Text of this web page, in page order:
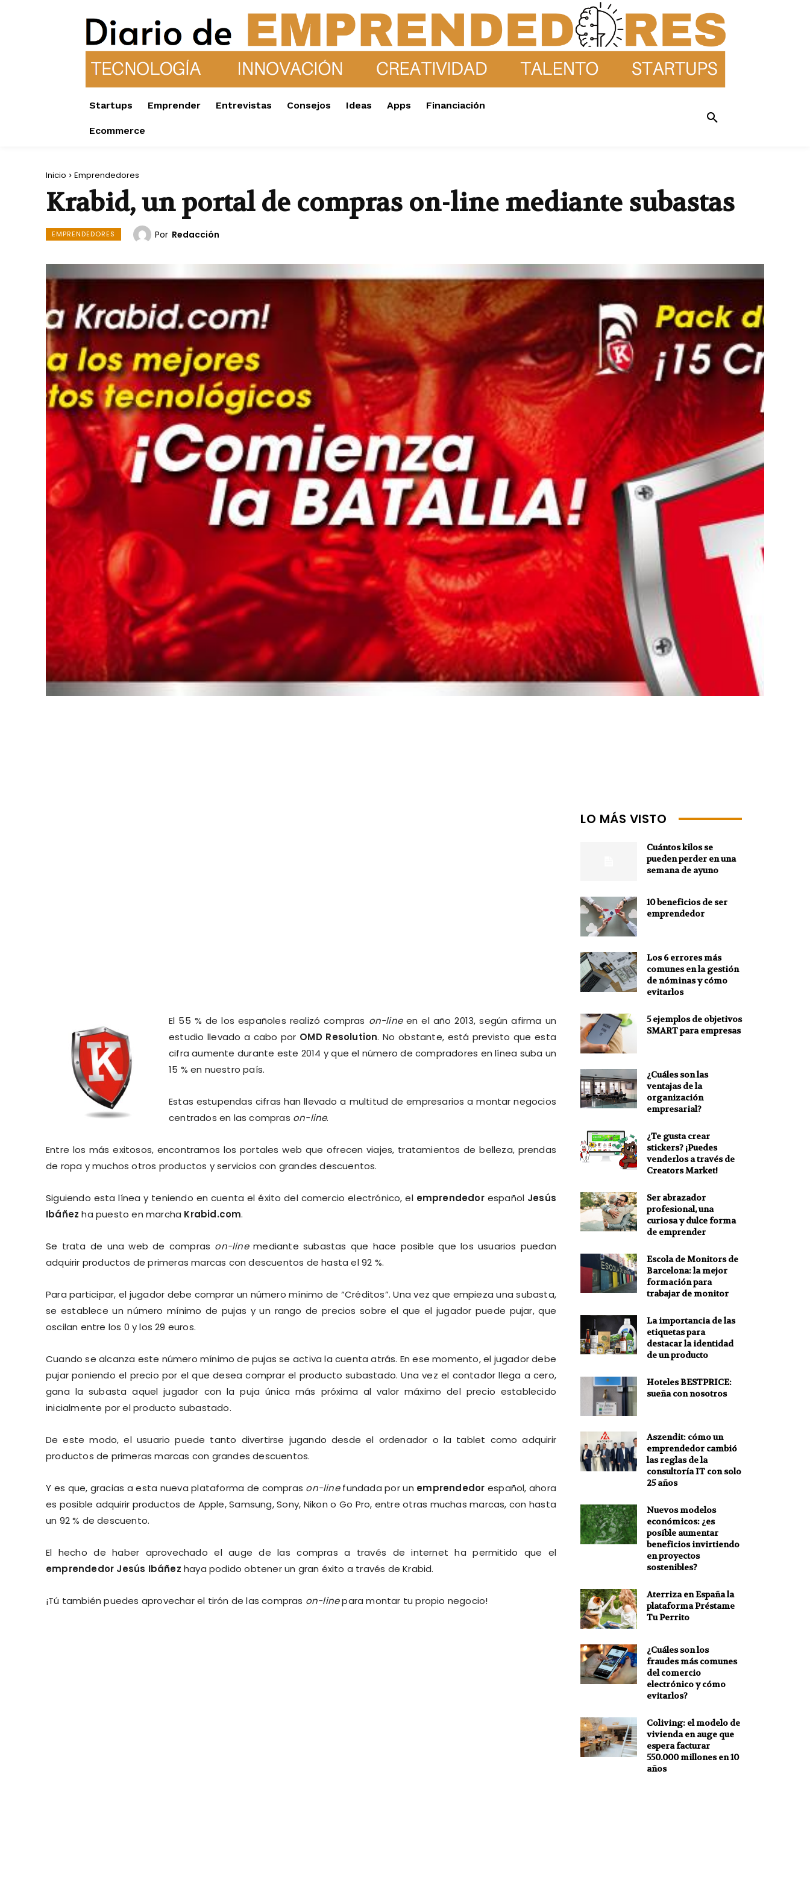
Startups Emprender Entrevistas Consejos Ideas Apps Financiación
Ecommerce
Inicio Emprendedores
Krabid, un portal de compras on-line mediante subastas
EMPRENDEDORES Por Redacción
El 55 % de los españoles realizó compras on-lineen el año 2013, según afirma un
estudio llevado a cabo por OMD Resolution. No obstante, está previsto que esta
cifra aumente durante este 2014 y que el número de compradores en línea suba un
15 % en nuestro país.
Estas estupendas cifras han llevado a multitud de empresarios a montar negocios
centrados en las compras on-line.
Entre los más exitosos, encontramos los portales web que ofrecen viajes, tratamientos de belleza, prendas
de ropa y muchos otros productos y servicios con grandes descuentos.
Siguiendo esta línea y teniendo en cuenta el éxito del comercio electrónico, el emprendedorespañol Jesús
Ibáñez ha puesto en marcha Krabid.com.
Se trata de una web de compras on-linemediante subastas que hace posible que los usuarios puedan
adquirir productos de primeras marcas con descuentos de hasta el 92 %.
Para participar, el jugador debe comprar un número mínimo de “Créditos”. Una vez que empieza una subasta,
se establece un número mínimo de pujas y un rango de precios sobre el que el jugador puede pujar, que
oscilan entre los 0 y los 29 euros.
Cuando se alcanza este número mínimo de pujas se activa la cuenta atrás. En ese momento, el jugador debe
pujar poniendo el precio por el que desea comprar el producto subastado. Una vez el contador llega a cero,
gana la subasta aquel jugador con la puja única más próxima al valor máximo del precio establecido
inicialmente por el producto subastado.
De este modo, el usuario puede tanto divertirse jugando desde el ordenador o la tablet como adquirir
productos de primeras marcas con grandes descuentos.
Y es que, gracias a esta nueva plataforma de compras on-linefundada por un emprendedor español, ahora
es posible adquirir productos de Apple, Samsung, Sony, Nikon o Go Pro, entre otras muchas marcas, con hasta
un 92 % de descuento.
El hecho de haber aprovechado el auge de las compras a través de internet ha permitido que el
emprendedor Jesús Ibáñez haya podido obtener un gran éxito a través de Krabid.
¡Tú también puedes aprovechar el tirón de las compras on-linepara montar tu propio negocio!
LO MÁS VISTO
Cuántos kilos se
pueden perder en una
semana de ayuno
10 beneficios de ser
emprendedor
Los 6 errores más
comunes en la gestión
de nóminas y cómo
evitarlos
5 ejemplos de objetivos
SMART para empresas
¿Cuáles son las
ventajas de la
organización
empresarial?
¿Te gusta crear
stickers? ¡Puedes
venderlos a través de
Creators Market!
Ser abrazador
profesional, una
curiosa y dulce forma
de emprender
Escola de Monitors de
Barcelona: la mejor
formación para
trabajar de monitor
La importancia de las
etiquetas para
destacar la identidad
de un producto
Hoteles BESTPRICE:
sueña con nosotros
Aszendit: cómo un
emprendedor cambió
las reglas de la
consultoría IT con solo
25 años
Nuevos modelos
económicos: ¿es
posible aumentar
beneficios invirtiendo
en proyectos
sostenibles?
Aterriza en España la
plataforma Préstame
Tu Perrito
¿Cuáles son los
fraudes más comunes
del comercio
electrónico y cómo
evitarlos?
Coliving: el modelo de
vivienda en auge que
espera facturar
550.000 millones en 10
años